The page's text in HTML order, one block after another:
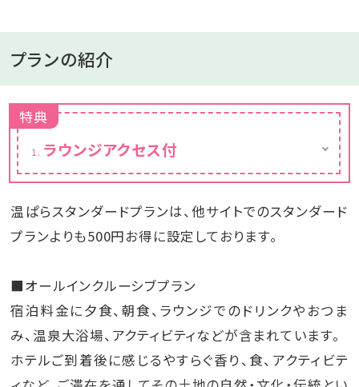
プランの紹介
特典
ラウンジアクセス付
ご宿泊のお客様がご利用いただけるラウンジ
をご用意しております。
ラウンジでは、スパークリングワイン、赤ワイン
や白ワイン、ビールなどのお酒、コーヒー、紅
茶、ハーブウォーターなどのソフトドリンクにお
とメニューが変わります。
※メニューは時期や仕入れの状況により異な
る場合があります。
温ぱらスタンダードプランは、他サイトでのスタンダード
プランよりも500円お得に設定しております。
■オールインクルーシブプラン
宿泊料金に夕食、朝食、ラウンジでのドリンクやおつま
み、温泉大浴場、アクティビティなどが含まれています。
ホテルご到着後に感じるやすらぐ香り、食、アクティビテ